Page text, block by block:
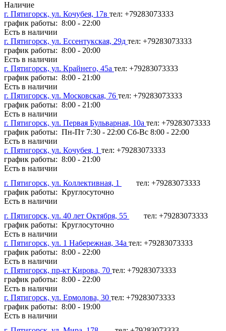
Наличие
г. Пятигорск, ул. Кочубея, 17в тел: +79283073333
график работы: 8:00 - 22:00
Есть в наличии
г. Пятигорск, ул. Ессентукская, 29д тел: +79283073333
график работы: 8:00 - 20:00
Есть в наличии
г. Пятигорск, ул. Крайнего, 45а тел: +79283073333
график работы: 8:00 - 21:00
Есть в наличии
г. Пятигорск, ул. Московская, 76 тел: +79283073333
график работы: 8:00 - 21:00
Есть в наличии
г. Пятигорск, ул. Первая Бульварная, 10а тел: +79283073333
график работы: Пн-Пт 7:30 - 22:00 Сб-Вс 8:00 - 22:00
Есть в наличии
г. Пятигорск, ул. Кочубея, 1 тел: +79283073333
график работы: 8:00 - 21:00
Есть в наличии
г. Пятигорск, ул. Коллективная, 1
тел: +79283073333
график работы: Круглосуточно
Есть в наличии
г. Пятигорск, ул. 40 лет Октября, 55
тел: +79283073333
график работы: Круглосуточно
Есть в наличии
г. Пятигорск, ул. 1 Набережная, 34а тел: +79283073333
график работы: 8:00 - 22:00
Есть в наличии
г. Пятигорск, пр-кт Кирова, 70 тел: +79283073333
график работы: 8:00 - 22:00
Есть в наличии
г. Пятигорск, ул. Ермолова, 30 тел: +79283073333
график работы: 8:00 - 19:00
Есть в наличии